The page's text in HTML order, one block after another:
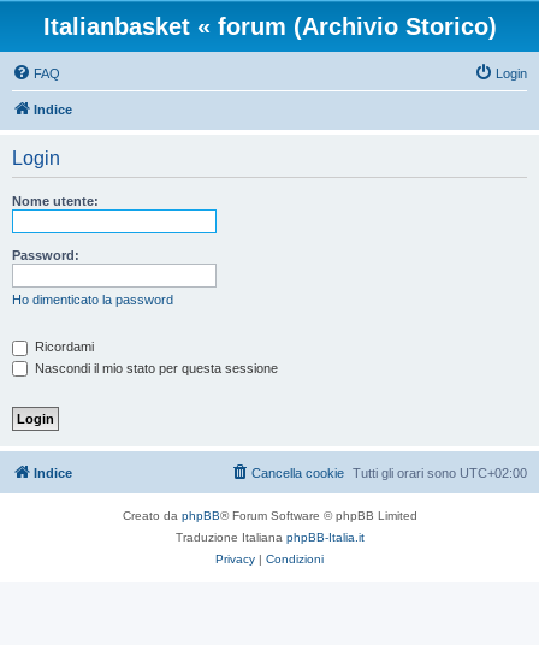
Italianbasket « forum (Archivio Storico)
FAQ Login
Indice
Login
Nome utente:
Password:
Ho dimenticato la password
Ricordami
Nascondi il mio stato per questa sessione
Indice Tutti gli orari sono UTC+02:00
Cancella cookie
Creato da phpBB® Forum Software © phpBB Limited
Traduzione Italiana phpBB-Italia.it
Privacy | Condizioni